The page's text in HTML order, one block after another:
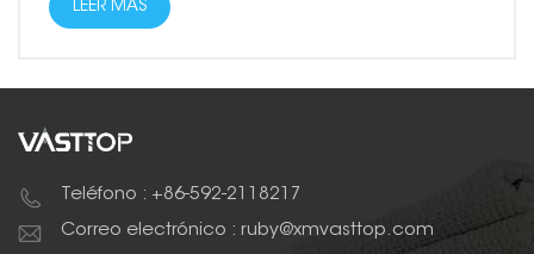
LEER MÁS
Teléfono : +86-592-2118217
Correo electrónico : ruby@xmvasttop.com